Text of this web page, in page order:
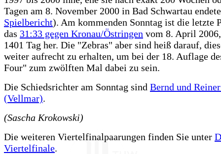
Tagen am 8. November 2000 in Bad Schwartau
Spielbericht). Am kommenden Sonntag ist die letzte
das 31:33 gegen Kronau/Östringen vom 8. April
1401 Tag her. Die "Zebras" aber sind heiß darauf,
weiter aufrecht zu erhalten, um bei der 18. Auflage
Four" zum zwölften Mal dabei zu sein.
Die Schiedsrichter am Sonntag sind Bernd und
(Vellmar).
(Sascha Krokowski)
Die weiteren Viertelfinalpaarungen finden Sie unter
Viertelfinale.